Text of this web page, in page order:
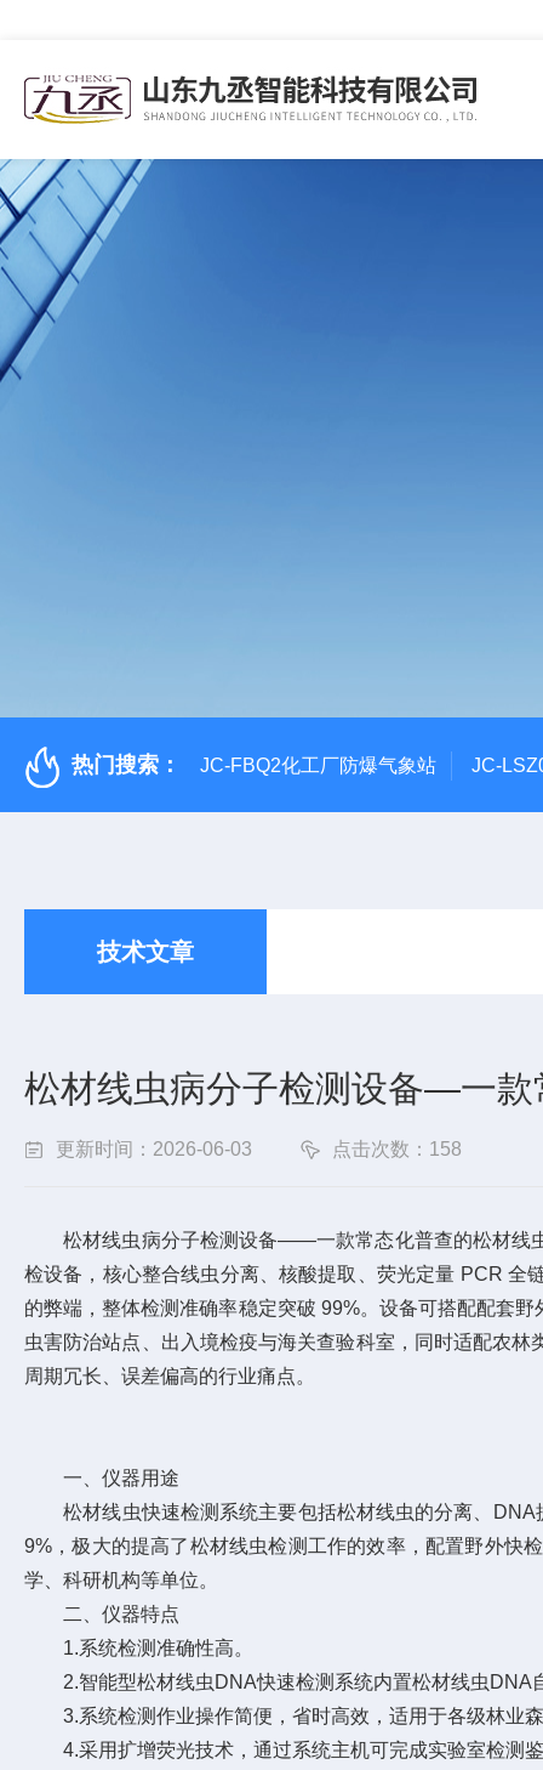
热门搜索： JC-FBQ2化工厂防爆气象站 JC-
技术文章
松材线虫病分子检测设备—一
更新时间：2026-06-03 点击次数：158
松材线虫病分子检测设备——一款常态化普查的松材线虫
检设备，核心整合线虫分离、核酸提取、荧光定量 PCR 全
的弊端，整体检测准确率稳定突破 99%。设备可搭配配套
虫害防治站点、出入境检疫与海关查验科室，同时适配农
周期冗长、误差偏高的行业痛点。
一、仪器用途
松材线虫快速检测系统主要包括松材线虫的分离、DNA
9%，极大的提高了松材线虫检测工作的效率，配置野外快
学、科研机构等单位。
二、仪器特点
1.系统检测准确性高。
2.智能型松材线虫DNA快速检测系统内置松材线虫DNA
3.系统检测作业操作简便，省时高效，适用于各级林业森
4.采用扩增荧光技术，通过系统主机可完成实验室检测